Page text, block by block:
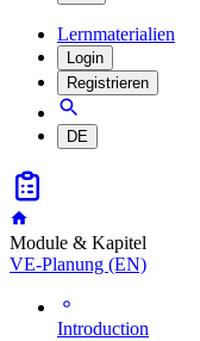
Lernmaterialien
Login
Registrieren
DE
Module & Kapitel
VE-Planung (EN)
Introduction